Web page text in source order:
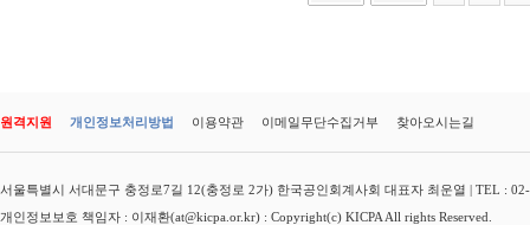
원격지원 개인정보처리방법 이용약관 이메일무단수집거부 찾아오시는길
서울특별시 서대문구 충정로7길 12(충정로 2가) 한국공인회계사회 대표자 최운열 | TEL :
개인정보보호 책임자 : 이재환(at@kicpa.or.kr) : Copyright(c) KICPA All rights Reserved.